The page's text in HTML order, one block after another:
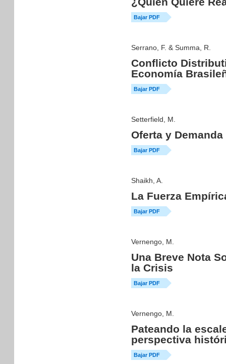
Bajar PDF
Serrano, F. & Summa, R.
Conflicto
Economía
Bajar PDF
Setterfield, M.
Oferta y
Bajar PDF
Shaikh, A.
La Fuerza
Bajar PDF
Vernengo, M.
Una Breve Nota
la Crisis
Bajar PDF
Vernengo, M.
Pateando la
perspectiva
Bajar PDF